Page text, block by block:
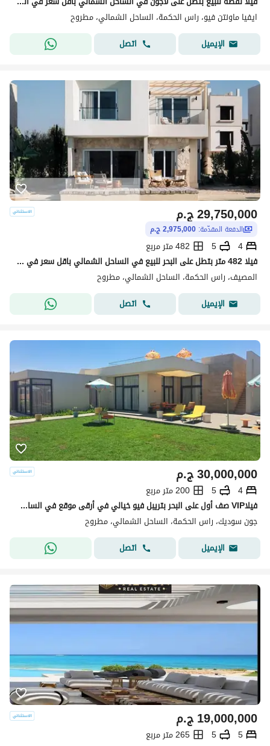
ايفيا ماونتن فيو، راس الحكمة، الساحل الشمالي، مطروح
الإيميل
اتصل
ج.م29,750,000
الدفعة المقدّمة: 2,975,000 ج.م
4
5
482 متر مربع
فيلا 482 متر بتطل على البحر للبيع في الساحل الشمالي باقل سعر في الماركت
المصيف، راس الحكمة، الساحل الشمالي، مطروح
الإيميل
اتصل
ج.م30,000,000
4
5
200 متر مربع
فيلاVIP صف أول على البحر بتريبل فيو خيالي في أرقى موقع في الساحل الشمالي – تشطيب فاخر وتقسيط على أطول فترة ممكنة بدون فوائد-ogami-swan lake--giaia
جون سوديك، راس الحكمة، الساحل الشمالي، مطروح
الإيميل
اتصل
ج.م19,000,000
5
5
265 متر مربع